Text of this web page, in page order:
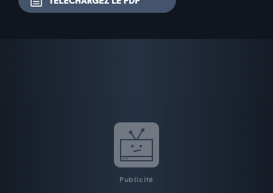
Publicité